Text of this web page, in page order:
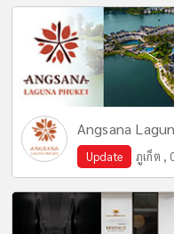
Angsana
Update ภูเก็ต ,